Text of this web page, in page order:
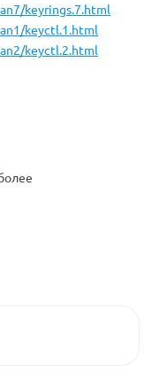
keyrings.7.html
keyctl.1.html
keyctl.2.html